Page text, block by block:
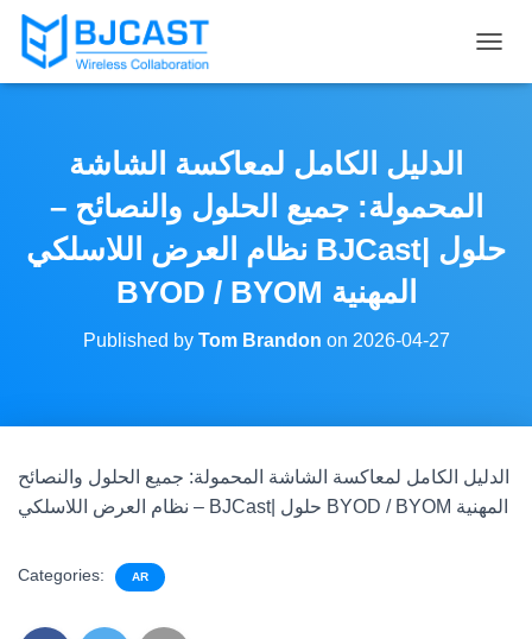
O
I
الدليل الكامل لمعاكسة الشاشة
المحمولة: جميع الحلول والنصائح –
نظام العرض اللاسلكي BJCast| حلول
BYOD / BYOM المهنية
Published by Tom Brandon on 2026-04-27
الدليل الكامل لمعاكسة الشاشة المحمولة: جميع الحلول والنصائح
– نظام العرض اللاسلكي BJCast| حلول BYOD / BYOM المهنية
Categories: AR